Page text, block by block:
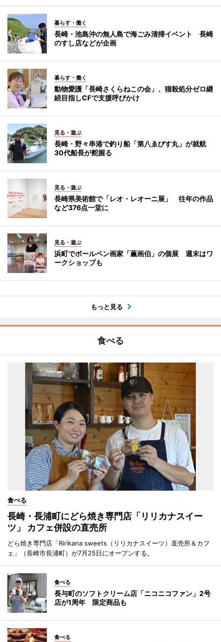
暮らす・働く
長崎・池島沖の無人島で海ごみ清掃イベント 長崎
のすし店などが企画
暮らす・働く
動物愛護「長崎さくらねこの会」、猫殺処分ゼロ継
続目指しCFで支援呼びかけ
見る・遊ぶ
長崎・野々串港で釣り船「第八ゑびす丸」が就航
30代船長が舵握る
見る・遊ぶ
長崎県美術館で「レオ・レオーニ展」 往年の作品
など376点一堂に
見る・遊ぶ
浜町でボールペン画家「薫画伯」の個展 週末はワ
ークショップも
もっと見る
食べる
食べる
長崎・長浦町にどら焼き専門店「リリカナスイー
ツ」 カフェ併設の直売所
どら焼き専門店「Ririkana sweets（リリカナスイーツ）直売所＆カフ
ェ」（長崎市長浦町）が7月25日にオープンする。
食べる
長与町のソフトクリーム店「ニコニコファン」2号
店が1周年 限定商品も
食べる